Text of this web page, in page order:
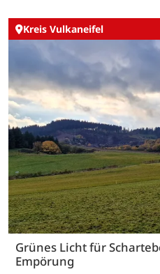
Kreis Vulkaneifel
Grünes Licht für
Empörung